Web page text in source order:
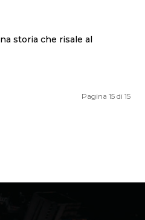
Pagina 15 di 15